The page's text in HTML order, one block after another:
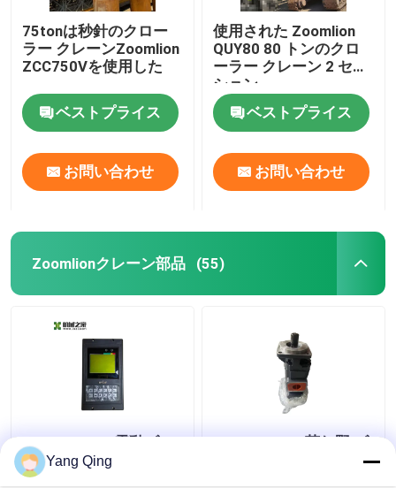
75tonは秒針のクロー
ラー クレーンZoomlion
ZCC750Vを使用した
ベストプライス
お問い合わせ
使用された Zoomlion
QUY80 80 トンのクロ
ーラー クレーン 2 セク
ション
ベストプライス
お問い合わせ
Zoomlionクレーン部品 (55)
1021500369 電動ズー
ムリオンクレーン部品
負荷モメント制限器 ホ
1010000694 荒れ野 ズ
ームリオン クレーン 部
Yang Qing